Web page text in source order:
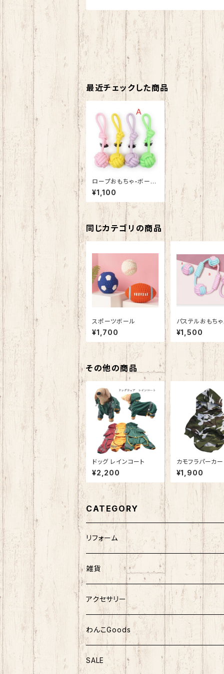
最近チェックした商品
ロープおもちゃ-ボール
紐
¥1,100
同じカテゴリの商品
スポーツボール
¥1,700
パステルおもち
¥1,500
その他の商品
ドッグ レインコート
¥2,200
カモフラパーカー
¥1,900
CATEGORY
リフォーム
エコキュート
トイレ
外壁塗装
ウッドデッキ
雑貨
インテリア
ガーデニング
キッチン
アクセサリー
ピアス
ヘアクリップ
わんこGoods
服
SALE